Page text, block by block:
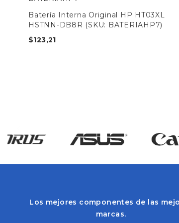
Batería Interna Original HP HT03XL
HSTNN-DB8R (SKU: BATERIAHP7)
$123,21
Los mejores componentes de las
marcas.